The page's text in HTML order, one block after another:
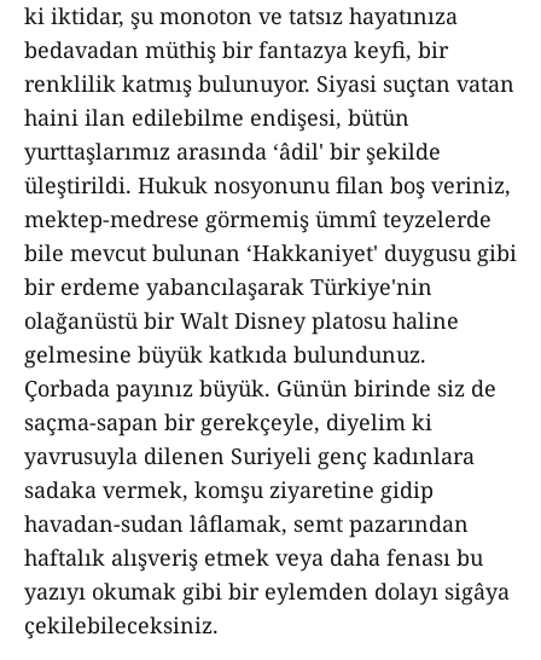
ki iktidar, şu monoton ve tatsız hayatınıza
bedavadan müthiş bir fantazya keyfi, bir
renklilik katmış bulunuyor. Siyasi suçtan vatan
haini ilan edilebilme endişesi, bütün
yurttaşlarımız arasında ‘âdil' bir şekilde
üleştirildi. Hukuk nosyonunu filan boş veriniz,
mektep-medrese görmemiş ümmî teyzelerde
bile mevcut bulunan ‘Hakkaniyet' duygusu gibi
bir erdeme yabancılaşarak Türkiye'nin
olağanüstü bir Walt Disney platosu haline
gelmesine büyük katkıda bulundunuz.
Çorbada payınız büyük. Günün birinde siz de
saçma-sapan bir gerekçeyle, diyelim ki
yavrusuyla dilenen Suriyeli genç kadınlara
sadaka vermek, komşu ziyaretine gidip
havadan-sudan lâflamak, semt pazarından
haftalık alışveriş etmek veya daha fenası bu
yazıyı okumak gibi bir eylemden dolayı sigâya
çekilebileceksiniz.